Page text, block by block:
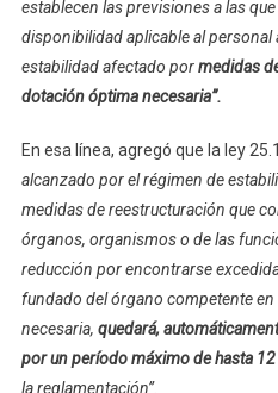
establecen las previsiones a las
disponibilidad aplicable al
estabilidad afectado pormedidas
dotación óptima necesaria”.
En esa línea, agregó que la ley
alcanzado por el régimen de
medidas de reestructuración que
órganos, organismos o de las
reducción por encontrarse
fundado del órgano competente
necesaria, quedará,
por un período máximo de hasta
la reglamentación”.